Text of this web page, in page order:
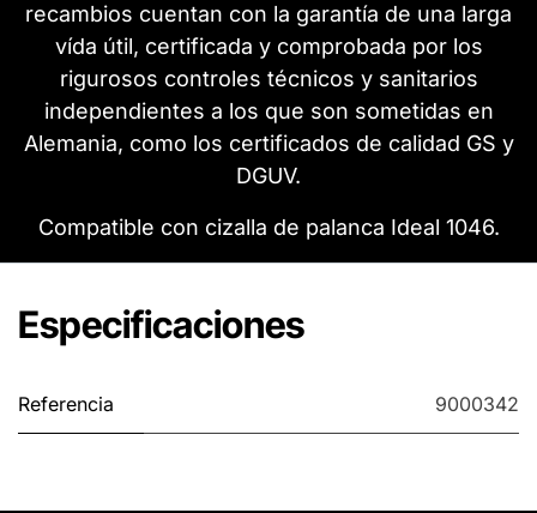
recambios cuentan con la garantía de una larga
vída útil, certificada y comprobada por los
rigurosos controles técnicos y sanitarios
independientes a los que son sometidas en
Alemania, como los certificados de calidad GS y
DGUV.
Compatible con cizalla de palanca Ideal 1046.
Especificaciones
Referencia 9000342